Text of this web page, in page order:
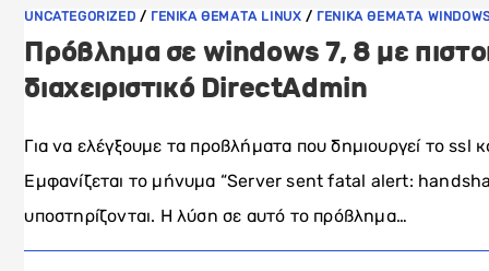
UNCATEGORIZED / ΓΕΝΙΚΑ ΘΕΜΑΤΑ LINUX / ΓΕΝΙΚΑ ΘΕΜΑΤΑ
Πρόβλημα σε windows 7, 8 με
διαχειριστικό DirectAdmin
Για να ελέγξουμε τα προβλήματα που δημιουργεί το
Εμφανίζεται το μήνυμα “Server sent fatal alert:
υποστηρίζονται. Η λύση σε αυτό το πρόβλημα…